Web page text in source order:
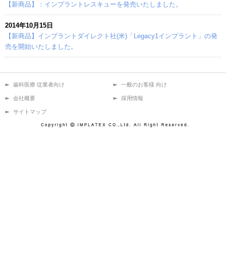
【新商品】：インプラントレスキューを発売いたしました。
2014年10月15日
【新商品】インプラントダイレクト社(米)「Legacy1インプラント」の発
売を開始いたしました。
歯科医療 従業者向け 一般のお客様 向け
会社概要 採用情報
サイトマップ